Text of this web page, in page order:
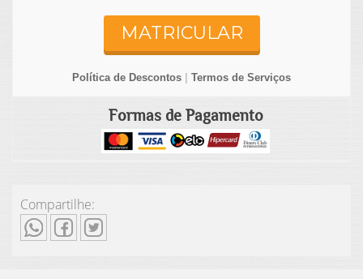
MATRICULAR
Política de Descontos | Termos de Serviços
Formas de Pagamento
Compartilhe: